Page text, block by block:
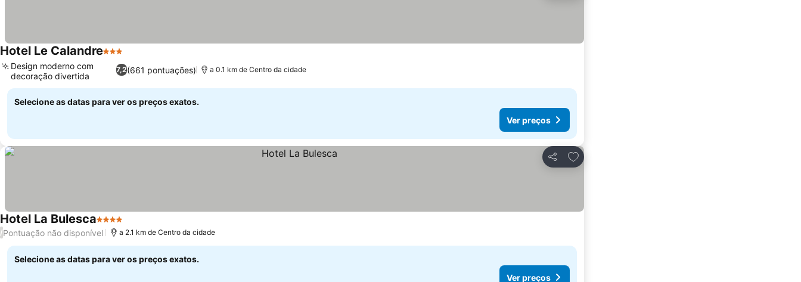
Hotel Le Calandre3 Estrelas
7,2(661 pontuações)
Design moderno com
decoração divertida
a 0.1 km de Centro da cidade
Selecione as datas para ver os preços exatos.
Ver preços
Partilhar
Adicionar aos favoritos
Hotel La Bulesca4 Estrelas
/Pontuação não disponível a 2.1 km de Centro da cidade
Selecione as datas para ver os preços exatos.
Ver preços